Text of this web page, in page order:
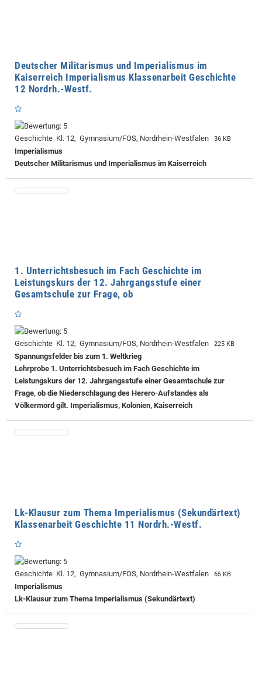
Deutscher Militarismus und Imperialismus im
Kaiserreich Imperialismus Klassenarbeit Geschichte
12 Nordrh.-Westf.
Geschichte Kl. 12, Gymnasium/FOS, Nordrhein-Westfalen 36 KB
Imperialismus
Deutscher Militarismus und Imperialismus im Kaiserreich
1. Unterrichtsbesuch im Fach Geschichte im
Leistungskurs der 12. Jahrgangsstufe einer
Gesamtschule zur Frage, ob
Geschichte Kl. 12, Gymnasium/FOS, Nordrhein-Westfalen 225 KB
Spannungsfelder bis zum 1. Weltkrieg
Lehrprobe 1. Unterrichtsbesuch im Fach Geschichte im
Leistungskurs der 12. Jahrgangsstufe einer Gesamtschule zur
Frage, ob die Niederschlagung des Herero-Aufstandes als
Völkermord gilt. Imperialismus, Kolonien, Kaiserreich
Lk-Klausur zum Thema Imperialismus (Sekundärtext)
Klassenarbeit Geschichte 11 Nordrh.-Westf.
Geschichte Kl. 12, Gymnasium/FOS, Nordrhein-Westfalen 65 KB
Imperialismus
Lk-Klausur zum Thema Imperialismus (Sekundärtext)